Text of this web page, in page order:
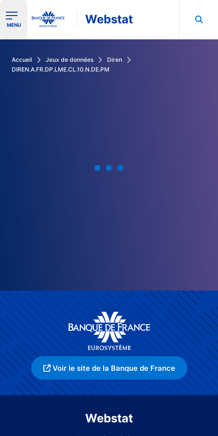
Ouvrir le menu de navigation
MENU Webstat
Accueil Jeux de données
Diren
DIREN.A.FR.DP.LME.CL.10.N.DE.PM
Voir le site de la Banque de France
Webstat